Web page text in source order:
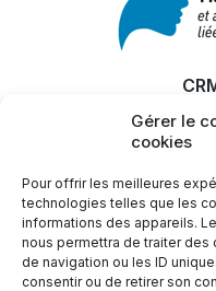
Gérer le
cookies
Pour offrir les meilleures
technologies telles que les
informations des appareils.
nous permettra de traiter
de navigation ou les ID
consentir ou de retirer son